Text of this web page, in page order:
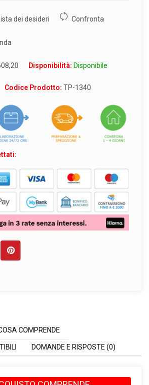
dei desideri Confronta
Disponibilità: Disponibile
Codice Prodotto: TP-1340
COMPRENDE
DOMANDE E RISPOSTE (0)